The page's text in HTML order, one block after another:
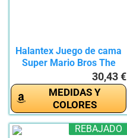
Halantex Juego de cama
Super Mario Bros The
30,43 €
MEDIDAS Y
COLORES
REBAJADO